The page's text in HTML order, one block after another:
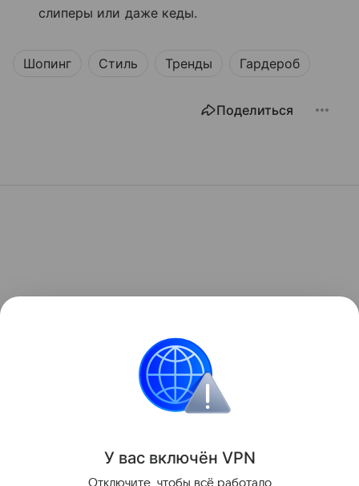
слиперы или даже кеды.
Шопинг Стиль Тренды Гардероб
Поделиться
У вас включён VPN
Отключите, чтобы всё работало